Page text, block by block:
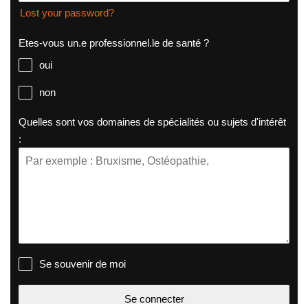
Lost your password?
Etes-vous un.e professionnel.le de santé ?
oui
non
Quelles sont vos domaines de spécialités ou sujets d'intérêt
:
Se souvenir de moi
Se connecter